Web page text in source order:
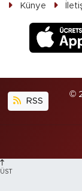
Künye
RSS
©
ÜST